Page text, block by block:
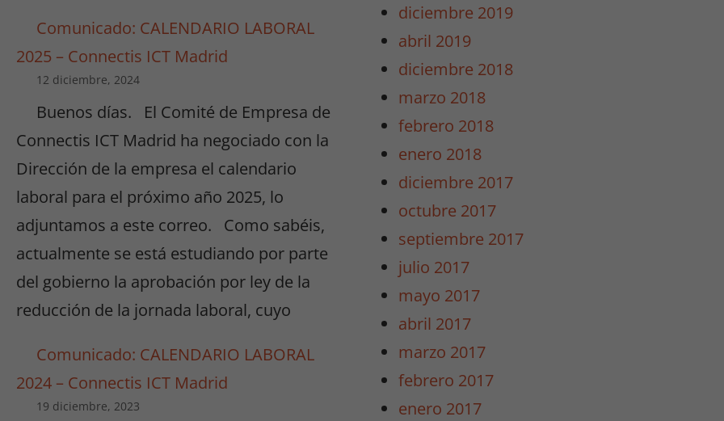
Comunicado: CALENDARIO LABORAL
2025 – Connectis ICT Madrid
12 diciembre, 2024
Buenos días. El Comité de Empresa de
Connectis ICT Madrid ha negociado con la
Dirección de la empresa el calendario
laboral para el próximo año 2025, lo
adjuntamos a este correo. Como sabéis,
actualmente se está estudiando por parte
del gobierno la aprobación por ley de la
reducción de la jornada laboral, cuyo
Comunicado: CALENDARIO LABORAL
2024 – Connectis ICT Madrid
19 diciembre, 2023
diciembre 2019
abril 2019
diciembre 2018
marzo 2018
febrero 2018
enero 2018
diciembre 2017
octubre 2017
septiembre 2017
julio 2017
mayo 2017
abril 2017
marzo 2017
febrero 2017
enero 2017